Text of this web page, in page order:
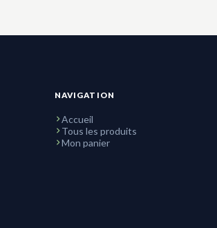
NAVIGATION
Accueil
Tous les produits
Mon panier